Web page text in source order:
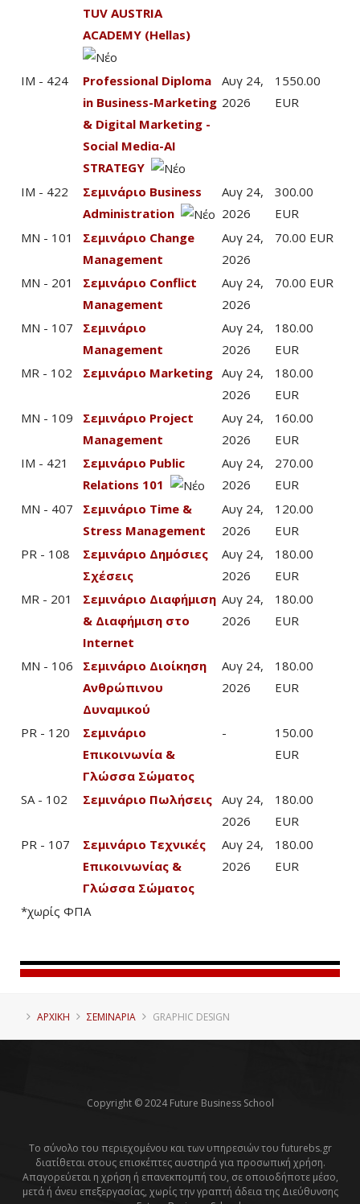
TUV AUSTRIA
ACADEMY (Hellas)
IM - 424
Professional Diploma
in Business-Marketing
& Digital Marketing -
Social Mediα-AI
STRATEGY
Αυγ 24,
2026
1550.00
EUR
IM - 422
Σεμινάριο Business
Administration
Αυγ 24,
2026
300.00
EUR
MN - 101
Σεμινάριο Change
Management
Αυγ 24,
2026
70.00 EUR
MN - 201
Σεμινάριο Conflict
Management
Αυγ 24,
2026
70.00 EUR
MN - 107
Σεμινάριο
Management
Αυγ 24,
2026
180.00
EUR
MR - 102
Σεμινάριο Marketing Αυγ 24,
2026
180.00
EUR
MN - 109
Σεμινάριο Project
Management
Αυγ 24,
2026
160.00
EUR
IM - 421
Σεμινάριο Public
Relations 101
Αυγ 24,
2026
270.00
EUR
MN - 407
Σεμινάριο Time &
Stress Management
Αυγ 24,
2026
120.00
EUR
PR - 108
Σεμινάριο Δημόσιες
Σχέσεις
Αυγ 24,
2026
180.00
EUR
MR - 201
Σεμινάριο Διαφήμιση
& Διαφήμιση στο
Internet
Αυγ 24,
2026
180.00
EUR
MN - 106
Σεμινάριο Διοίκηση
Ανθρώπινου
Δυναμικού
Αυγ 24,
2026
180.00
EUR
PR - 120
Σεμινάριο
Επικοινωνία &
Γλώσσα Σώματος
-
150.00
EUR
SA - 102 Σεμινάριο Πωλήσεις Αυγ 24,
2026
180.00
EUR
PR - 107
Σεμινάριο Τεχνικές
Επικοινωνίας &
Γλώσσα Σώματος
Αυγ 24,
2026
180.00
EUR
*χωρίς ΦΠΑ
ΑΡΧΙΚΗ ΣΕΜΙΝΑΡΙΑ GRAPHIC DESIGN
Copyright © 2024 Future Business School
Το σύνολο του περιεχομένου και των υπηρεσιών του futurebs.gr
διατίθεται στους επισκέπτες αυστηρά για προσωπική χρήση.
Απαγορεύεται η χρήση ή επανεκπομπή του, σε οποιοδήποτε μέσο,
μετά ή άνευ επεξεργασίας, χωρίς την γραπτή άδεια της Διεύθυνσης